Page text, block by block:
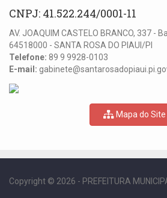
CNPJ: 41.522.244/0001-11
AV. JOAQUIM CASTELO BRANCO, 337 -
64518000 - SANTA ROSA DO PIAUI/PI
Telefone: 89 9 9928-0103
E-mail:
Mapa do Site
Copyright © 2026 - PREFEITURA